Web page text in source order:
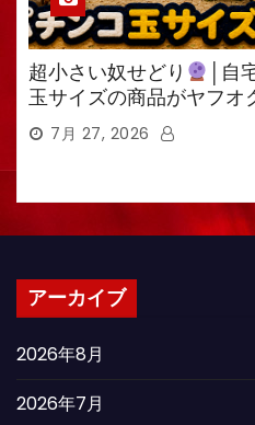
超小さい奴せどり
│自
玉サイズの商品がヤフオ
7月 27, 2026
アーカイブ
2026年8月
2026年7月